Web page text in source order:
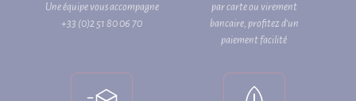
Une équipe vous accompagne
+33 (0)2 51 80 06 70
par carte ou virement
bancaire, profitez d’un
paiement facilité